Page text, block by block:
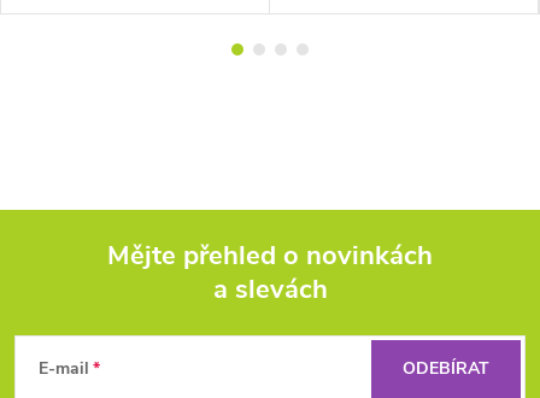
Mějte přehled o novinkách
a slevách
E-mail ODEBÍRAT